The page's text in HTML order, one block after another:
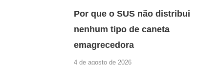
Por que o SUS não distribui
nenhum tipo de caneta
emagrecedora
4 de agosto de 2026